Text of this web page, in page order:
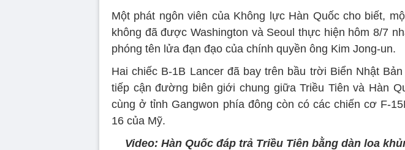
Một phát ngôn viên của Không lực Hàn Quốc cho biết,
không đã được Washington và Seoul thực hiện hôm 8/7
phóng tên lửa đạn đạo của chính quyền ông Kim Jong-un.
Hai chiếc B-1B Lancer đã bay trên bầu trời Biển Nhật
tiếp cận đường biên giới chung giữa Triều Tiên và Hàn
cùng ở tỉnh Gangwon phía đông còn có các chiến cơ F-
16 của Mỹ.
Video: Hàn Quốc đáp trả Triều Tiên bằng dàn loa